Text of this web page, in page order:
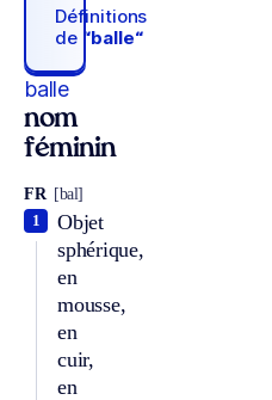
Définitions
de “balle“
balle
nom
féminin
FR [bal]
Objet
sphérique,
en
mousse,
en
cuir,
en
1